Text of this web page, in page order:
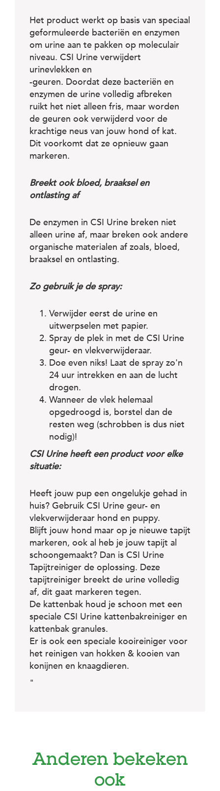
Het product werkt op basis van speciaal
geformuleerde bacteriën en enzymen
om urine aan te pakken op moleculair
niveau. CSI Urine verwijdert
urinevlekken en
-geuren. Doordat deze bacteriën en
enzymen de urine volledig afbreken
ruikt het niet alleen fris, maar worden
de geuren ook verwijderd voor de
krachtige neus van jouw hond of kat.
Dit voorkomt dat ze opnieuw gaan
markeren.
Breekt ook bloed, braaksel en
ontlasting af
De enzymen in CSI Urine breken niet
alleen urine af, maar breken ook andere
organische materialen af zoals, bloed,
braaksel en ontlasting.
Zo gebruik je de spray:
Verwijder eerst de urine en
uitwerpselen met papier.
Spray de plek in met de CSI Urine
geur- en vlekverwijderaar.
Doe even niks! Laat de spray zo'n
24 uur intrekken en aan de lucht
drogen.
Wanneer de vlek helemaal
opgedroogd is, borstel dan de
resten weg (schrobben is dus niet
nodig)!
CSI Urine heeft een product voor elke
situatie:
Heeft jouw pup een ongelukje gehad in
huis? Gebruik CSI Urine geur- en
vlekverwijderaar hond en puppy.
Blijft jouw hond maar op je nieuwe tapijt
markeren, ook al heb je jouw tapijt al
schoongemaakt? Dan is CSI Urine
Tapijtreiniger de oplossing. Deze
tapijtreiniger breekt de urine volledig
af, dit gaat markeren tegen.
De kattenbak houd je schoon met een
speciale CSI Urine kattenbakreiniger en
kattenbak granules.
Er is ook een speciale kooireiniger voor
het reinigen van hokken & kooien van
konijnen en knaagdieren.
"
Anderen bekeken
ook